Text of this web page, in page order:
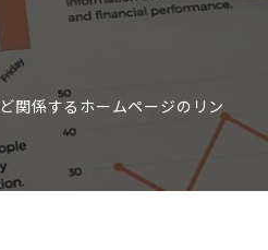
関係するホームページのリン